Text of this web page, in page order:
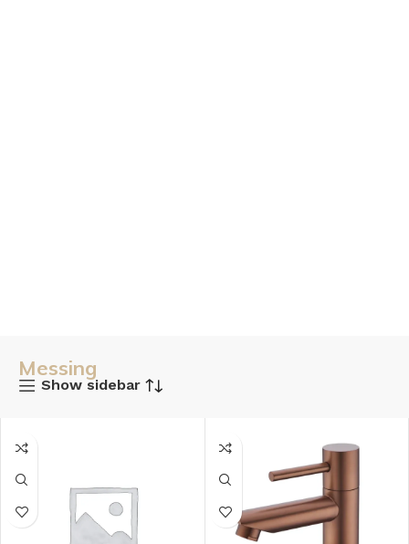
Messing
Show sidebar